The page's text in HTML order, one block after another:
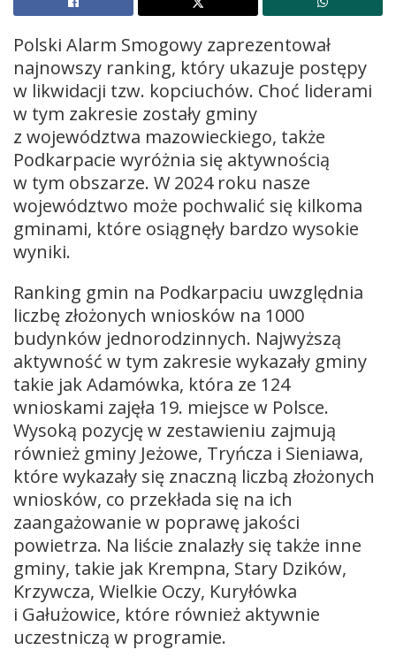
Polski Alarm Smogowy zaprezentował
najnowszy ranking, który ukazuje postępy
w likwidacji tzw. kopciuchów. Choć liderami
w tym zakresie zostały gminy
z województwa mazowieckiego, także
Podkarpacie wyróżnia się aktywnością
w tym obszarze. W 2024 roku nasze
województwo może pochwalić się kilkoma
gminami, które osiągnęły bardzo wysokie
wyniki.
Ranking gmin na Podkarpaciu uwzględnia
liczbę złożonych wniosków na 1000
budynków jednorodzinnych. Najwyższą
aktywność w tym zakresie wykazały gminy
takie jak Adamówka, która ze 124
wnioskami zajęła 19. miejsce w Polsce.
Wysoką pozycję w zestawieniu zajmują
również gminy Jeżowe, Tryńcza i Sieniawa,
które wykazały się znaczną liczbą złożonych
wniosków, co przekłada się na ich
zaangażowanie w poprawę jakości
powietrza. Na liście znalazły się także inne
gminy, takie jak Krempna, Stary Dzików,
Krzywcza, Wielkie Oczy, Kuryłówka
i Gałużowice, które również aktywnie
uczestniczą w programie.